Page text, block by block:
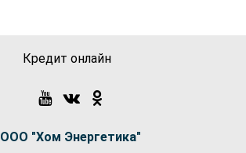
Кредит онлайн
ООО "Хом Энергетика"